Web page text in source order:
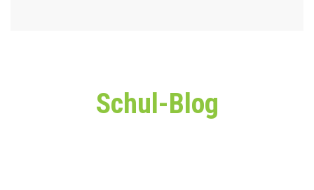
Schul-Blog